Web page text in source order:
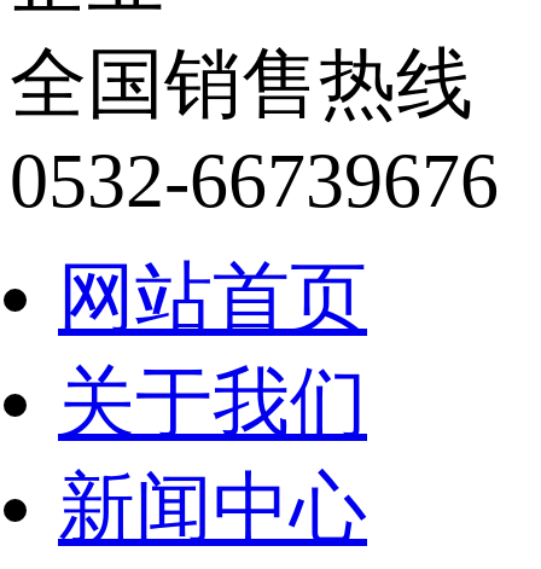
全国销售热线
0532-66739676
网站首页
关于我们
新闻中心